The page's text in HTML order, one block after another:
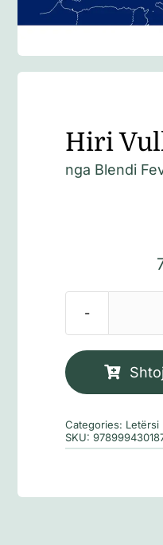
Hiri
nga Blendi
Categories: Letërsi
SKU: